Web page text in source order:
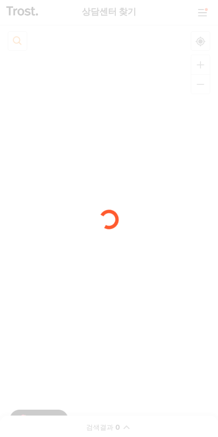
상담센터 찾기
검색결과 0